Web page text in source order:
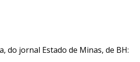
do jornal Estado de Minas, de BH: